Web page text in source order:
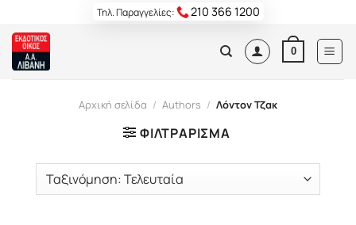
content
Τηλ. Παραγγελίες: 210 366 1200
0
Αρχική σελίδα / Authors / Λόντον Τζακ
ΦΙΛΤΡΆΡΙΣΜΑ